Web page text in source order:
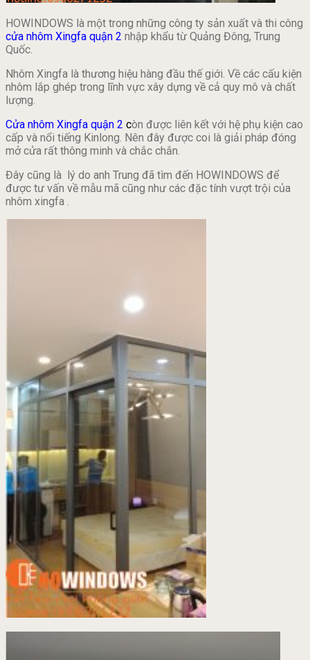
HOWINDOWS là một trong những công ty sản xuất và thi công
cửa nhôm Xingfa quận 2 nhập khẩu từ Quảng Đông, Trung
Quốc.
Nhôm Xingfa là thương hiệu hàng đầu thế giới. Về các cấu kiện
nhôm lắp ghép trong lĩnh vực xây dựng về cả quy mô và chất
lượng.
Cửa nhôm Xingfa quận 2 còn được liên kết với hệ phụ kiện cao
cấp và nổi tiếng Kinlong. Nên đây được coi là giải pháp đóng
mở cửa rất thông minh và chắc chắn.
Đây cũng là lý do anh Trung đã tìm đến HOWINDOWS để
được tư vấn về mẫu mã cũng như các đặc tính vượt trội của
nhôm xingfa .